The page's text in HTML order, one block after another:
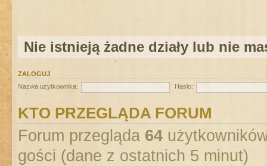
Nie istnieją żadne działy lub nie
ZALOGUJ
Nazwa użytkownika:
Hasło:
KTO PRZEGLĄDA FORUM
Forum przegląda 64
gości (dane z ostatnich 5 minut)